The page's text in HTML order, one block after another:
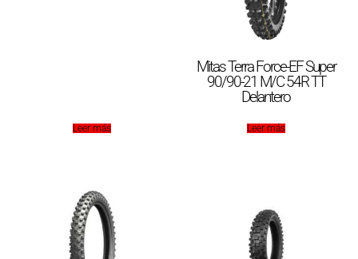
Leer más
Mitas Terra Force-EF Super
90/90-21 M/C 54R TT
Delantero
Leer más